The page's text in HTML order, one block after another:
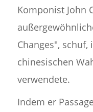
Komponist John
Changes",
chinesischen
verwendete.
Indem er